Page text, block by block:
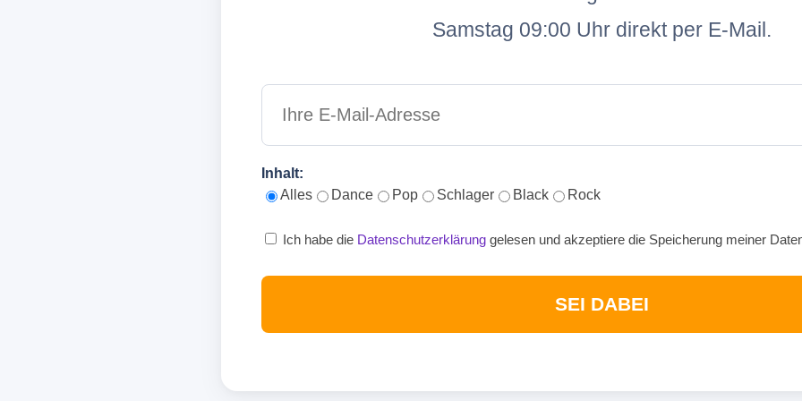
Samstag 09:00 Uhr direkt per E-Mail.
Inhalt:
Alles
Dance Pop Schlager Black Rock
Ich habe die Datenschutzerklärung gelesen und akzeptiere die Speicherung meiner
SEI DABEI